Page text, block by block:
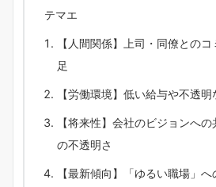
テマエ
【人間関係】上司・同僚との
足
【労働環境】低い給与や不透
【将来性】会社のビジョンへ
の不透明さ
【最新傾向】「ゆるい職場」